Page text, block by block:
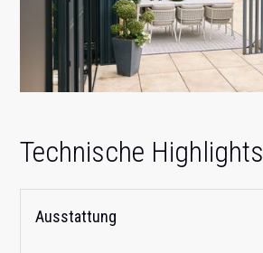
Technische Highlights
Ausstattung